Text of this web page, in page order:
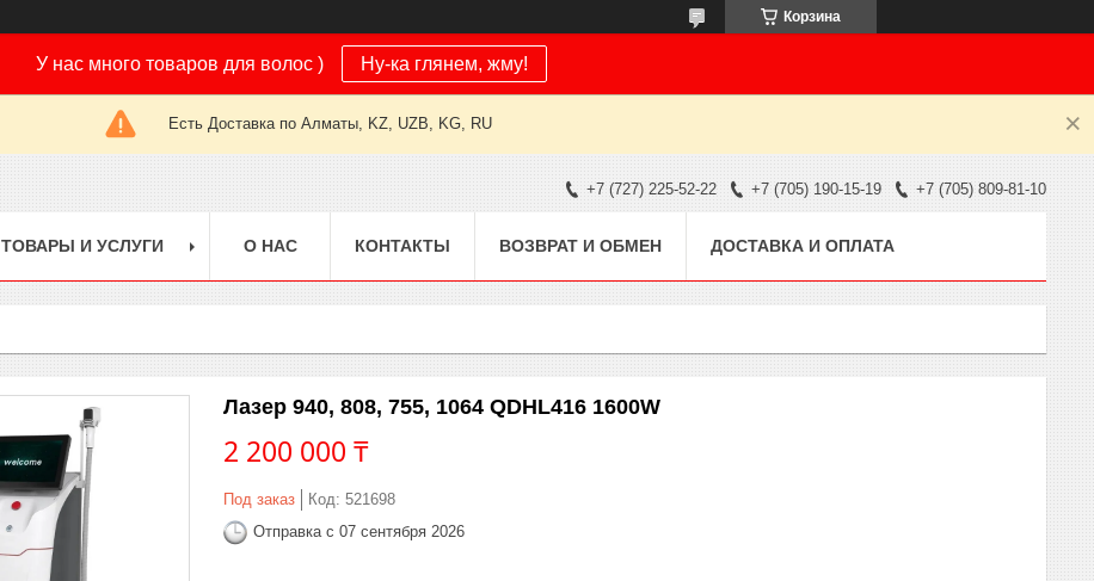
Корзина
У нас много товаров для волос ) Ну-ка глянем, жму!
Есть Доставка по Алматы, KZ, UZB, KG, RU
+7 (727) 225-52-22 +7 (705) 190-15-19 +7 (705) 809-81-10
ТОВАРЫ И УСЛУГИ О НАС КОНТАКТЫ ВОЗВРАТ И ОБМЕН ДОСТАВКА И ОПЛАТА
Лазер 940, 808, 755, 1064 QDHL416 1600W
2 200 000 ₸
Под заказ Код: 521698
Отправка с 07 сентября 2026